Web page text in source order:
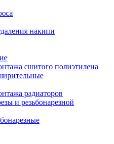
накипи
сшитого полиэтилена
радиаторов
и резьбонарезной